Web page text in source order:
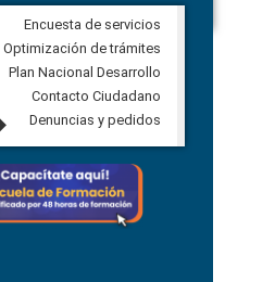
Veeduría Ciudadana para vigilar la
construcción del asfaltado de
Ballenita del cantón Santa Elena
7 agosto, 2026
Next
Encuesta de servicios
Optimización de trámites
Plan Nacional Desarrollo
Contacto Ciudadano
Denuncias y pedidos